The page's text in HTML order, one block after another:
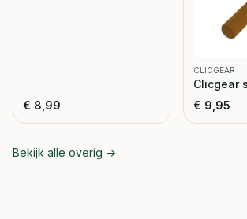
€ 8,99
CLICGEAR
Clicgear
€ 9,95
Bekijk alle overig →